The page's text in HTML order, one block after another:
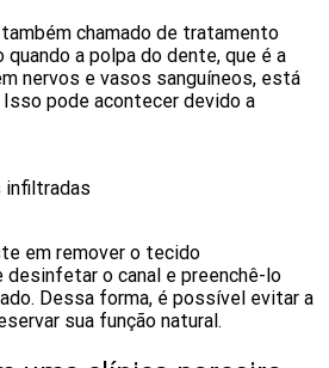
chamado de tratamento
a polpa do dente, que é a
nervos e vasos sanguíneos, está
pode acontecer devido a
infiltradas
em remover o tecido
desinfetar o canal e preenchê-lo
Dessa forma, é possível evitar a
sua função natural.